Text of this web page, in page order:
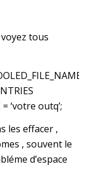
tous
‘votre outq’;
les effacer ,
, souvent le
d’espace